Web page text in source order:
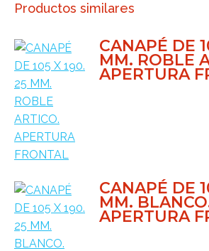
Productos similares
CANAPÉ DE
MM. ROBLE
APERTURA
CANAPÉ DE
MM.
APERTURA